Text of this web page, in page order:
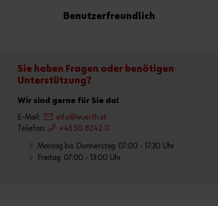
Benutzerfreundlich
Sie haben Fragen oder benötigen
Unterstützung?
Wir sind gerne für Sie da!
E-Mail:
info@wuerth.at
Telefon:
+43 50 8242 0
Montag bis Donnerstag: 07:00 - 17:30 Uhr
Freitag: 07:00 - 13:00 Uhr